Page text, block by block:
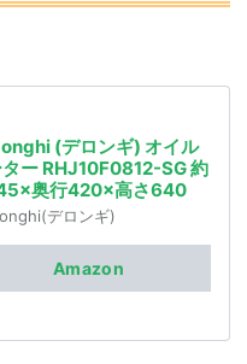
(デロンギ) オイル
ター RHJ10F0812-SG 約
奥行420×高さ640
デロンギ)
Amazon